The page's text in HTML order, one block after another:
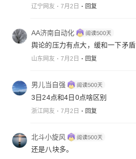
辽宁网友 7月2日 回复
AA济南自动化
舆论的压力有点大，缓和一下矛盾
山东网友 7月2日 回复
男儿当自强
3日24点和4日0点啥区别
浙江网友 7月2日 回复
北斗小旋风
还是八块多。